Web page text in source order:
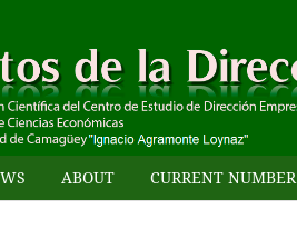
ABOUT CURRENT NUMBER